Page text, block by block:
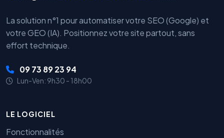
La solution n°1 pour automatiser votre SEO (Google) et
votre GEO (IA). Positionnez votre site partout, sans
effort technique.
09 73 89 23 94
Lun-Ven: 9h30 - 18h00
LE LOGICIEL
Fonctionnalités